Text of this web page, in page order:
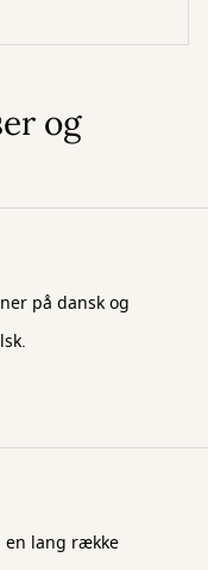
og
på dansk og
en lang række